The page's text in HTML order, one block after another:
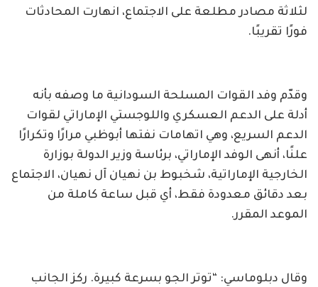
لثلاثة مصادر مطلعة على الاجتماع، انهارت المحادثات
فورًا تقريبًا.
وقدّم وفد القوات المسلحة السودانية ما وصفه بأنه
أدلة على الدعم العسكري واللوجستي الإماراتي لقوات
الدعم السريع، وهي اتهامات نفتها أبوظبي مرارًا وتكرارًا
علنًا، أنهى الوفد الإماراتي، برئاسة وزير الدولة بوزارة
الخارجية الإماراتية، شخبوط بن نهيان آل نهيان، الاجتماع
بعد دقائق معدودة فقط، أي قبل ساعة كاملة من
الموعد المقرر.
وقال دبلوماسي: “توتر الجو بسرعة كبيرة. ركز الجانب